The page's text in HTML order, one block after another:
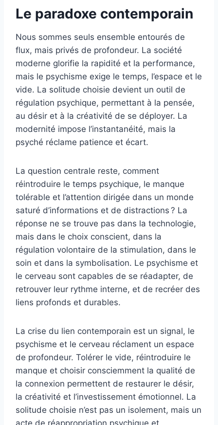
Le paradoxe contemporain
Nous sommes seuls ensemble entourés de
flux, mais privés de profondeur. La société
moderne glorifie la rapidité et la performance,
mais le psychisme exige le temps, l’espace et le
vide. La solitude choisie devient un outil de
régulation psychique, permettant à la pensée,
au désir et à la créativité de se déployer. La
modernité impose l’instantanéité, mais la
psyché réclame patience et écart.
La question centrale reste, comment
réintroduire le temps psychique, le manque
tolérable et l’attention dirigée dans un monde
saturé d’informations et de distractions ? La
réponse ne se trouve pas dans la technologie,
mais dans le choix conscient, dans la
régulation volontaire de la stimulation, dans le
soin et dans la symbolisation. Le psychisme et
le cerveau sont capables de se réadapter, de
retrouver leur rythme interne, et de recréer des
liens profonds et durables.
La crise du lien contemporain est un signal, le
psychisme et le cerveau réclament un espace
de profondeur. Tolérer le vide, réintroduire le
manque et choisir consciemment la qualité de
la connexion permettent de restaurer le désir,
la créativité et l’investissement émotionnel. La
solitude choisie n’est pas un isolement, mais un
acte de réappropriation psychique et